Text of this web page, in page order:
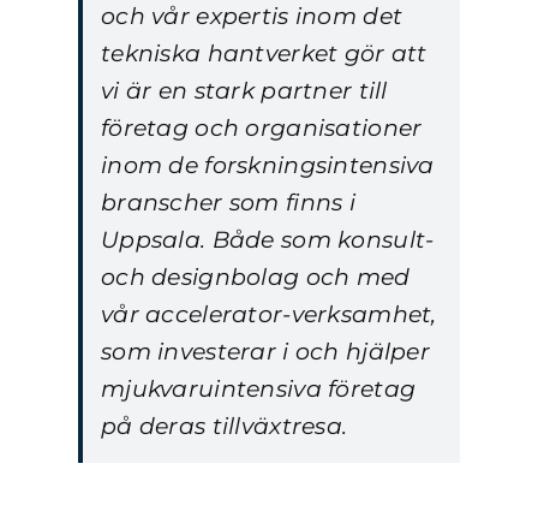
och vår expertis inom det
tekniska hantverket gör att
vi är en stark partner till
företag och organisationer
inom de forskningsintensiva
branscher som finns i
Uppsala. Både som konsult-
och designbolag och med
vår accelerator-verksamhet,
som investerar i och hjälper
mjukvaruintensiva företag
på deras tillväxtresa.